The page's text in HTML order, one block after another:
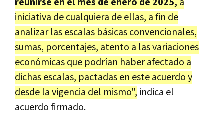
iniciativa de cualquiera de ellas, a fin de
analizar las escalas básicas convencionales,
sumas, porcentajes, atento a las variaciones
económicas que podrían haber afectado a
dichas escalas, pactadas en este acuerdo y
desde la vigencia del mismo", indica el
acuerdo firmado.